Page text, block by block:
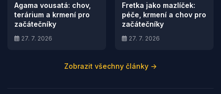
Agama vousatá: chov,
terárium a krmení pro
začátečníky
27. 7. 2026
Fretka jako mazlíček:
péče, krmení a chov pro
začátečníky
27. 7. 2026
Zobrazit všechny články →